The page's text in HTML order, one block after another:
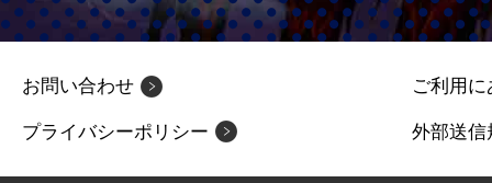
お問い合わせ ご利用
プライバシーポリシー 外部送信